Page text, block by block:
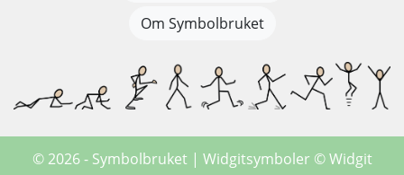
Om Symbolbruket
© 2026 - Symbolbruket | Widgitsymboler © Widgit